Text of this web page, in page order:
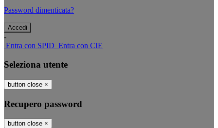
Password dimenticata?
-
Entra con SPID Entra con CIE
Seleziona utente
button close ×
Recupero password
button close ×